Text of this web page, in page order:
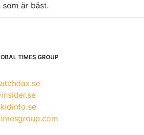
är bäst.
TIMES GROUP